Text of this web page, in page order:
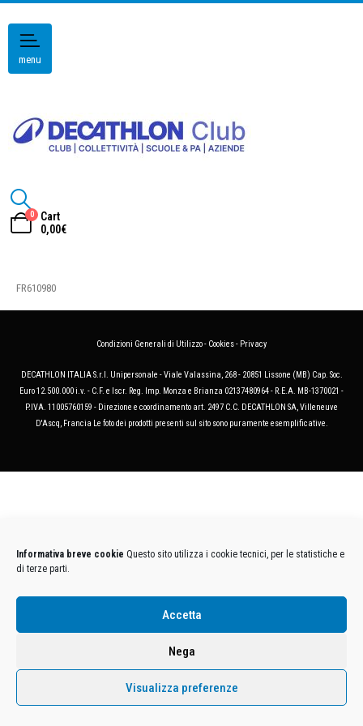
Informativa breve cookie Questo sito utilizza i cookie tecnici, per le statistiche e
di terze parti.
Accetta
Nega
Visualizza preferenze
menu
0
Cart
0,00€
FR610980
Condizioni Generali di Utilizzo- Cookies- Privacy
DECATHLON ITALIA S.r.l. Unipersonale - Viale Valassina, 268 - 20851 Lissone (MB) Cap. Soc.
Euro 12.500.000 i.v. - C.F. e Iscr. Reg. Imp. Monza e Brianza 02137480964 - R.E.A. MB-1370021 -
P.IVA. 11005760159 - Direzione e coordinamento art. 2497 C.C. DECATHLON SA, Villeneuve
D'Ascq, Francia Le foto dei prodotti presenti sul sito sono puramente esemplificative.